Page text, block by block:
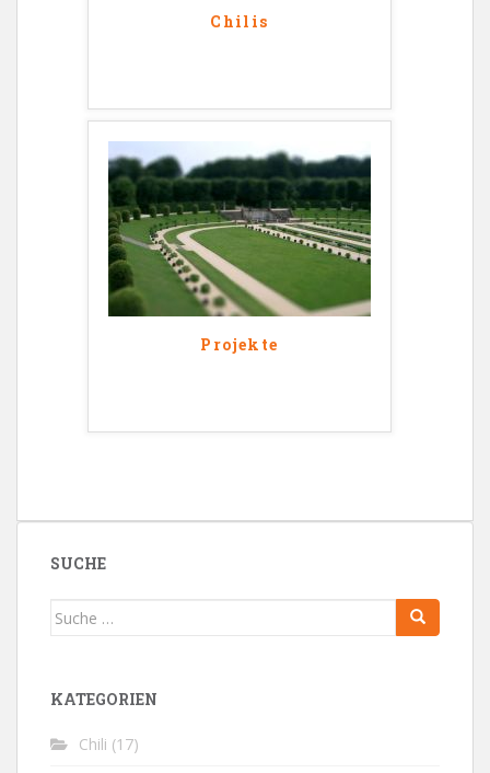
Chilis
Projekte
SUCHE
Suche
KATEGORIEN
Chili (17)